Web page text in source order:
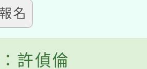
報名
許偵倫